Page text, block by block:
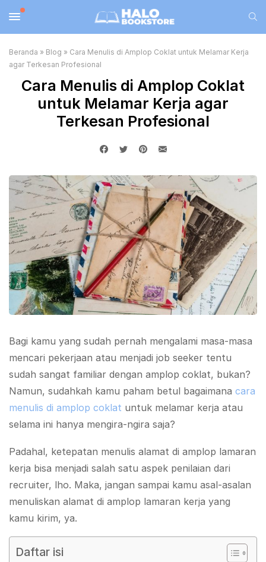
Beranda » Blog » Cara Menulis di Amplop Coklat untuk Melamar Kerja
agar Terkesan Profesional
Cara Menulis di Amplop Coklat
untuk Melamar Kerja agar
Terkesan Profesional
Bagi kamu yang sudah pernah mengalami masa-masa
mencari pekerjaan atau menjadi job seeker tentu
sudah sangat familiar dengan amplop coklat, bukan?
Namun, sudahkah kamu paham betul bagaimana cara
menulis di amplop coklat untuk melamar kerja atau
selama ini hanya mengira-ngira saja?
Padahal, ketepatan menulis alamat di amplop lamaran
kerja bisa menjadi salah satu aspek penilaian dari
recruiter, lho. Maka, jangan sampai kamu asal-asalan
menuliskan alamat di amplop lamaran kerja yang
kamu kirim, ya.
Daftar isi